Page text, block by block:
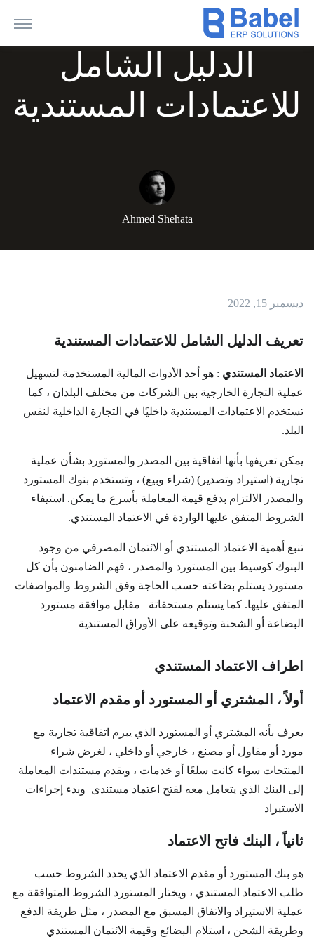
الدليل الشامل
للاعتمادات المستندية
Ahmed Shehata
ديسمبر 15, 2022
تعريف الدليل الشامل للاعتمادات المستندية
الاعتماد المستندي : هو أحد الأدوات المالية المستخدمة لتسهيل
عملية التجارة الخارجية بين الشركات من مختلف البلدان ، كما
تستخدم الاعتمادات المستندية داخليًا في التجارة الداخلية لنفس
البلد.
يمكن تعريفها بأنها اتفاقية بين المصدر والمستورد بشأن عملية
تجارية (استيراد وتصدير) (شراء وبيع) ، وتستخدم بنوك المستورد
والمصدر الالتزام بدفع قيمة المعاملة بأسرع ما يمكن. استيفاء
الشروط المتفق عليها الواردة في الاعتماد المستندي.
تنبع أهمية الاعتماد المستندي أو الائتمان المصرفي من وجود
البنوك كوسيط بين المستورد والمصدر ، فهم الضامنون بأن كل
مستورد يستلم بضاعته حسب الحاجة وفق الشروط والمواصفات
المتفق عليها. كما يستلم مستحقاتة مقابل موافقة مستورد
البضاعة أو الشحنة وتوقيعه على الأوراق المستندية
اطراف الاعتماد المستندي
أولاً ، المشتري أو المستورد أو مقدم الاعتماد
يعرف بأنه المشتري أو المستورد الذي يبرم اتفاقية تجارية مع
مورد أو مقاول أو مصنع ، خارجي أو داخلي ، لغرض شراء
المنتجات سواء كانت سلعًا أو خدمات ، ويقدم مستندات المعاملة
إلى البنك الذي يتعامل معه لفتح اعتماد مستندى وبدء إجراءات
الاستيراد
ثانياً ، البنك فاتح الاعتماد
هو بنك المستورد أو مقدم الاعتماد الذي يحدد الشروط حسب
طلب الاعتماد المستندي ، ويختار المستورد الشروط المتوافقة مع
عملية الاستيراد والاتفاق المسبق مع المصدر ، مثل طريقة الدفع
وطريقة الشحن ، استلام البضائع وقيمة الائتمان المستندي